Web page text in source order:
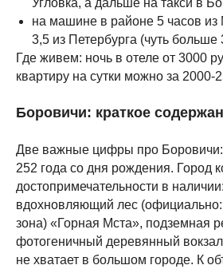
Угловка, а дальше на такси в
на машине в районе 5 часов из
3,5 из Петербурга (чуть больше
Где живем: ночь в отеле от 3000
квартиру на сутки можно за 2000-
Боровичи: краткое
Две важные цифры про Боровичи:
252 года со дня рождения. Город
достопримечательности в
вдохновляющий лес
зона) «Горная Мста», подземная
фотогеничный деревянный
не хватает в большом городе. К